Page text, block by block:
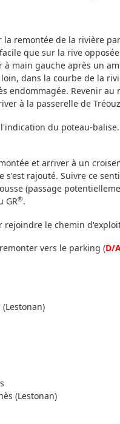
remontée de la rivière
que sur la rive
main gauche après un
dans la courbe de la
endommagée. Revenir au
à la passerelle de
du poteau-
et arriver à un
s'est rajouté. Suivre ce
(passage
GR®.
le chemin
vers le parking (D/
(Lestonan)